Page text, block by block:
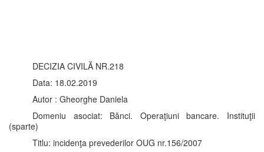
DECIZIA CIVILĂ NR.218
Data: 18.02.2019
Autor : Gheorghe Daniela
Domeniu asociat: Bănci. Operaţiuni bancare. Instituţii
(sparte)
Titlu: incidenţa prevederilor OUG nr.156/2007